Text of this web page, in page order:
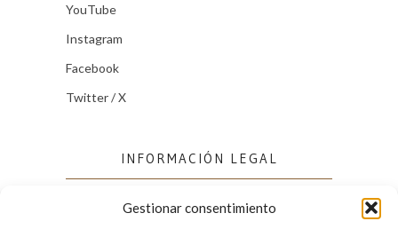
Gestionar consentimiento
YouTube
Instagram
Facebook
Twitter / X
INFORMACIÓN LEGAL
Política de cookies (UE)